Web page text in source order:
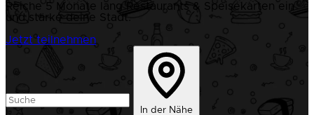
Reiche 5 Monate lang Restaurants & Speisekarten ein
und stärke deine Stadt.
Jetzt teilnehmen
In der Nähe